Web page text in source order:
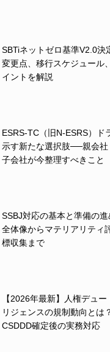
SBTiネットゼロ基準V2.0決
変更点、移行スケジュール
イントを解説
ESRS-TC（旧N-ESRS）ド
示す新たな選択肢──親会社
子会社が今整理すべきこと
SSBJ対応の基本と準備の
全体像からマテリアリティ
標収集まで
【2026年最新】人権デュー
リジェンスの規制動向とは
CSDDD確定後の実務対応